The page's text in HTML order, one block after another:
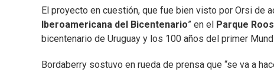
El proyecto en cuestión, que fue bien visto por Orsi de
Iberoamericana del Bicentenario” en el Parque
bicentenario de Uruguay y los 100 años del primer
Bordaberry sostuvo en rueda de prensa que “se va a